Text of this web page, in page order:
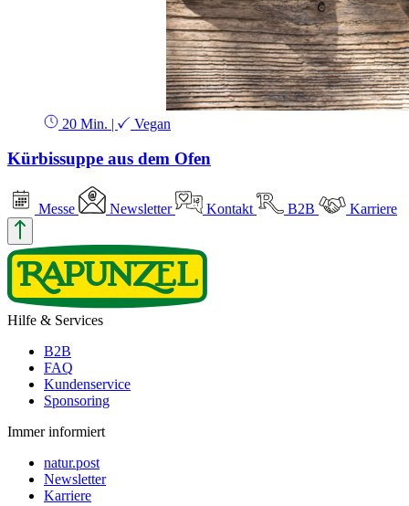
20 Min. | Vegan
Kürbissuppe aus dem Ofen
Messe Newsletter Kontakt B2B Karriere
Hilfe & Services
B2B
FAQ
Kundenservice
Sponsoring
Immer informiert
natur.post
Newsletter
Karriere